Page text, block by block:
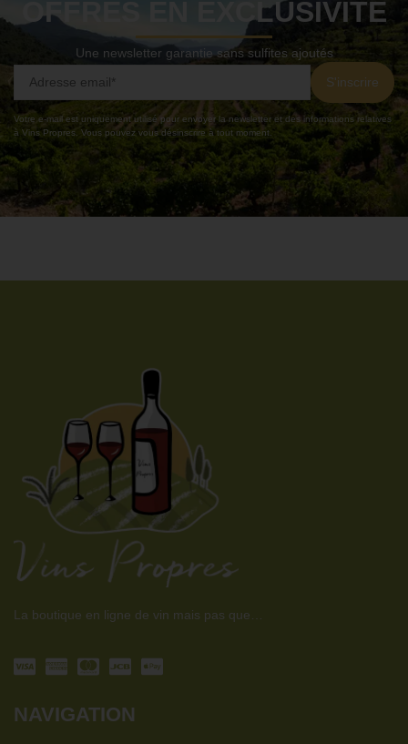
OFFRES EN EXCLUSIVITÉ
Une newsletter garantie sans sulfites ajoutés
Votre e-mail est uniquement utilisé pour envoyer la newsletter et des informations relatives
à Vins Propres. Vous pouvez vous désinscrire à tout moment.
La boutique en ligne de vin mais pas que…
NAVIGATION